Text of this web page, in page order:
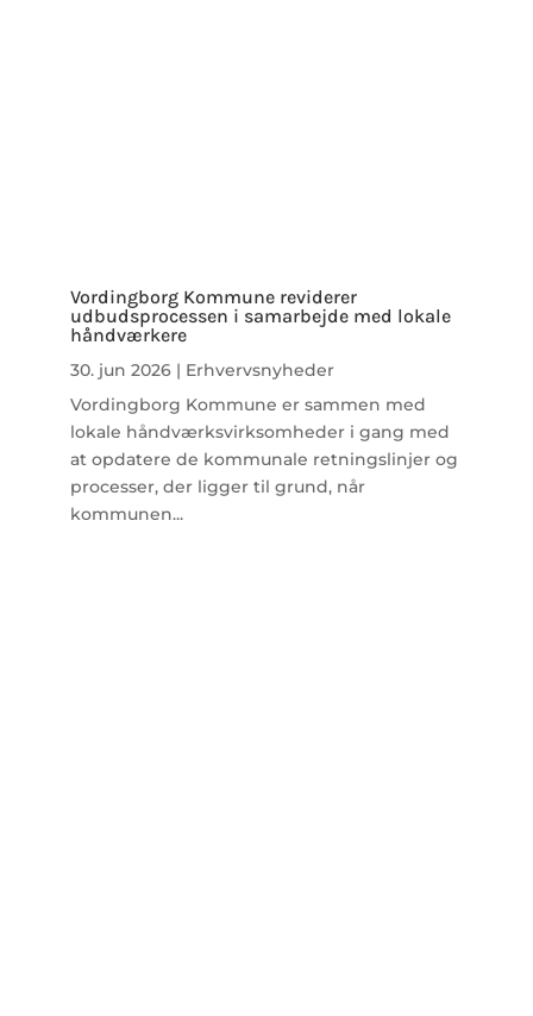
Vordingborg Kommune reviderer
udbudsprocessen i samarbejde med lokale
håndværkere
30. jun 2026 | Erhvervsnyheder
Vordingborg Kommune er sammen med
lokale håndværksvirksomheder i gang med
at opdatere de kommunale retningslinjer og
processer, der ligger til grund, når
kommunen...